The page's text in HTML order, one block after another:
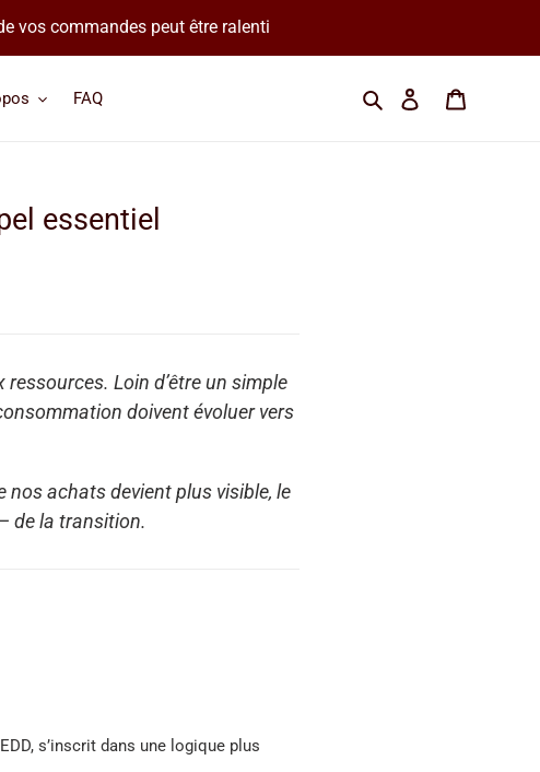
vos commandes peut être ralenti
FAQ Cherchez une
Se connecter
essentiel
Loin d’être un simple
doivent évoluer vers
nos achats devient plus visible, le
de la transition.
s’inscrit dans une logique plus